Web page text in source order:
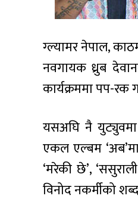
ग्ल्यामर नेपाल,
नवगायक ध्रुब
कार्यक्रममा पप-रक
यसअघि नै युट्युवमा
एकल एल्बम
‘मरेकी छे’,
विनोद नकर्मीको